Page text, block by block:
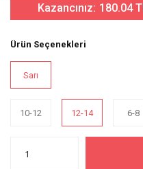
Kazancınız: 180.04
Ürün Seçenekleri
Sarı
10-12 12-14 6-8